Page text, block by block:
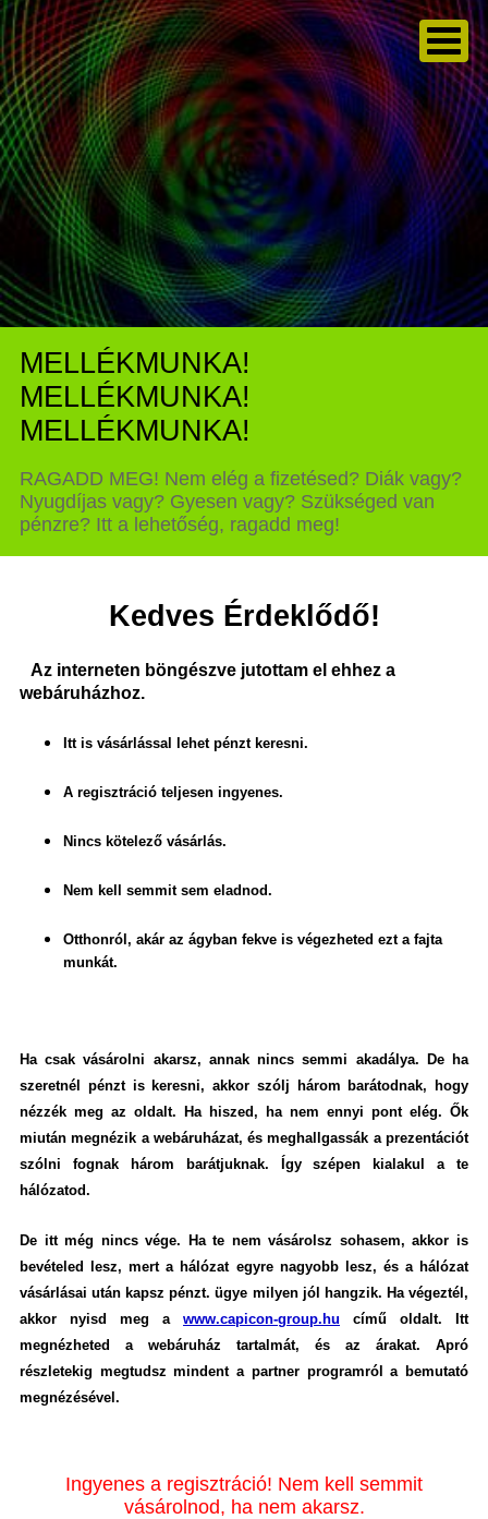
MELLÉKMUNKA!
MELLÉKMUNKA!
MELLÉKMUNKA!
RAGADD MEG! Nem elég a fizetésed? Diák vagy?
Nyugdíjas vagy? Gyesen vagy? Szükséged van
pénzre? Itt a lehetőség, ragadd meg!
Kedves Érdeklődő!
Az interneten böngészve jutottam el ehhez a
webáruházhoz.
Itt is vásárlással lehet pénzt keresni.
A regisztráció teljesen ingyenes.
Nincs kötelező vásárlás.
Nem kell semmit sem eladnod.
Otthonról, akár az ágyban fekve is végezheted ezt a fajta
munkát.
Ha csak vásárolni akarsz, annak nincs semmi akadálya. De ha
szeretnél pénzt is keresni, akkor szólj három barátodnak, hogy
nézzék meg az oldalt. Ha hiszed, ha nem ennyi pont elég. Ők
miután megnézik a webáruházat, és meghallgassák a prezentációt
szólni fognak három barátjuknak. Így szépen kialakul a te
hálózatod.
De itt még nincs vége. Ha te nem vásárolsz sohasem, akkor is
bevételed lesz, mert a hálózat egyre nagyobb lesz, és a hálózat
vásárlásai után kapsz pénzt. ügye milyen jól hangzik. Ha végeztél,
akkor nyisd meg a www.capicon-group.hu című oldalt. Itt
megnézheted a webáruház tartalmát, és az árakat. Apró
részletekig megtudsz mindent a partner programról a bemutató
megnézésével.
Ingyenes a regisztráció! Nem kell semmit
vásárolnod, ha nem akarsz.